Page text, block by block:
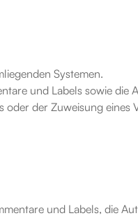
Systemen.
und Labels sowie die
oder der Zuweisung eines
und Labels, die